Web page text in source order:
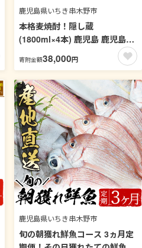
鹿児島県いちき串木野市
本格麦焼酎！隠し蔵
(1800ml×4本) 鹿児島 鹿児島特
産 酒 焼酎 麦焼酎 貯蔵 白麹 麦
大麦 飲み比べ 炭酸割り ハイボ
ール 常温【林酒店】【99-023-
81】
寄附金額38,000円
鹿児島県いちき串木野市
旬の朝獲れ鮮魚コース 3ヵ月定